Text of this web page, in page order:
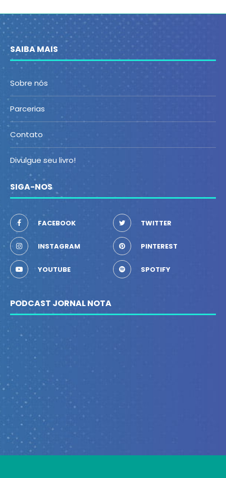
SAIBA MAIS
Sobre nós
Parcerias
Contato
Divulgue seu livro!
SIGA-NOS
FACEBOOK TWITTER
INSTAGRAM PINTEREST
YOUTUBE SPOTIFY
PODCAST JORNAL NOTA